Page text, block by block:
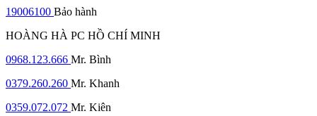
19006100 Bảo hành
HOÀNG HÀ PC HỒ CHÍ MINH
0968.123.666 Mr. Bình
0379.260.260 Mr. Khanh
0359.072.072 Mr. Kiên